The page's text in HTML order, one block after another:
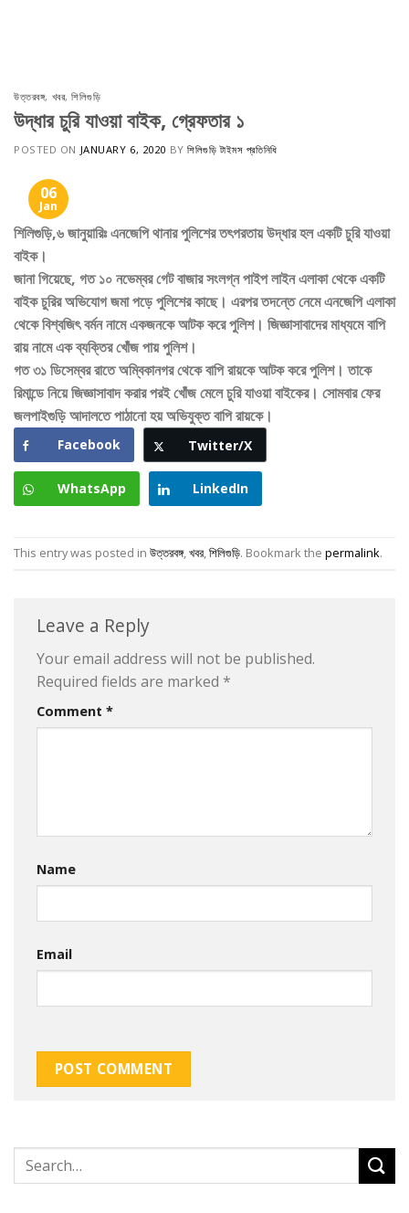
উত্তরবঙ্গ, খবর,শিলিগুড়ি
উদ্ধার চুরি যাওয়া বাইক, গ্রেফতার ১
POSTED ON JANUARY 6, 2020 BYশিলিগুড়ি টাইমস প্রতিনিধি
06
Jan
শিলিগুড়ি,৬ জানুয়ারিঃ এনজেপি থানার পুলিশের তৎপরতায় উদ্ধার হল একটি চুরি যাওয়া
বাইক।
জানা গিয়েছে, গত ১০ নভেম্বর গেট বাজার সংলগ্ন পাইপ লাইন এলাকা থেকে একটি
বাইক চুরির অভিযোগ জমা পড়ে পুলিশের কাছে। এরপর তদন্তে নেমে এনজেপি এলাকা
থেকে বিশ্বজিৎ বর্মন নামে একজনকে আটক করে পুলিশ। জিজ্ঞাসাবাদের মাধ্যমে বাপি
রায় নামে এক ব্যক্তির খোঁজ পায় পুলিশ।
গত ৩১ ডিসেম্বর রাতে অম্বিকানগর থেকে বাপি রায়কে আটক করে পুলিশ। তাকে
রিমান্ডে নিয়ে জিজ্ঞাসাবাদ করার পরই খোঁজ মেলে চুরি যাওয়া বাইকের। সোমবার ফের
জলপাইগুড়ি আদালতে পাঠানো হয় অভিযুক্ত বাপি রায়কে।
Facebook Twitter/X
WhatsApp LinkedIn
This entry was posted in উত্তরবঙ্গ,খবর,শিলিগুড়ি. Bookmark the permalink.
Leave a Reply
Your email address will not be published.
Required fields are marked *
Comment *
Name
Email